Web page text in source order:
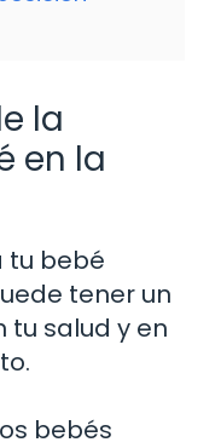
la
en la
tu bebé
tener un
tu salud y en
bebés